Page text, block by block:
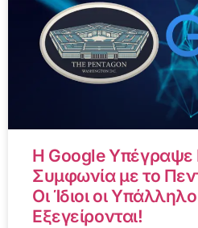
Η Google
Συμφωνία με το
Οι Ίδιοι οι
Εξεγείρονται!